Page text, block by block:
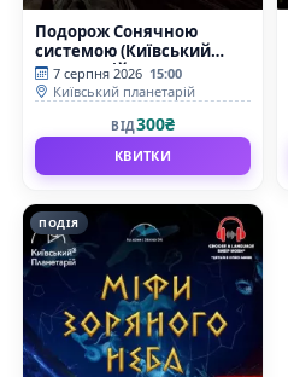
Подорож Сонячною
системою (Київський
планетарій)
7 серпня 2026 15:00
Київський планетарій
ВІД300₴
КВИТКИ
ПОДІЯ